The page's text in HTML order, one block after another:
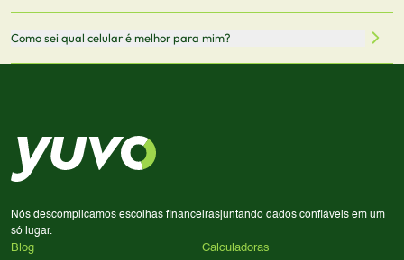
comissão sem custo adicional para você.
Sim! Você pode selecionar até 3 celulares para comparar
Como sei qual celular é melhor para mim?
processador e bateria são essenciais. Use nossos filtros
para encontrar o celular ideal.
Nós descomplicamos escolhas financeirasjuntando dados confiáveis em um
só lugar.
Blog Calculadoras